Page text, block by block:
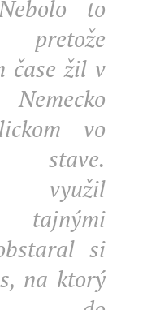
to
pretože
čase žil v
vo
stave.
využil
tajnými
si
na ktorý